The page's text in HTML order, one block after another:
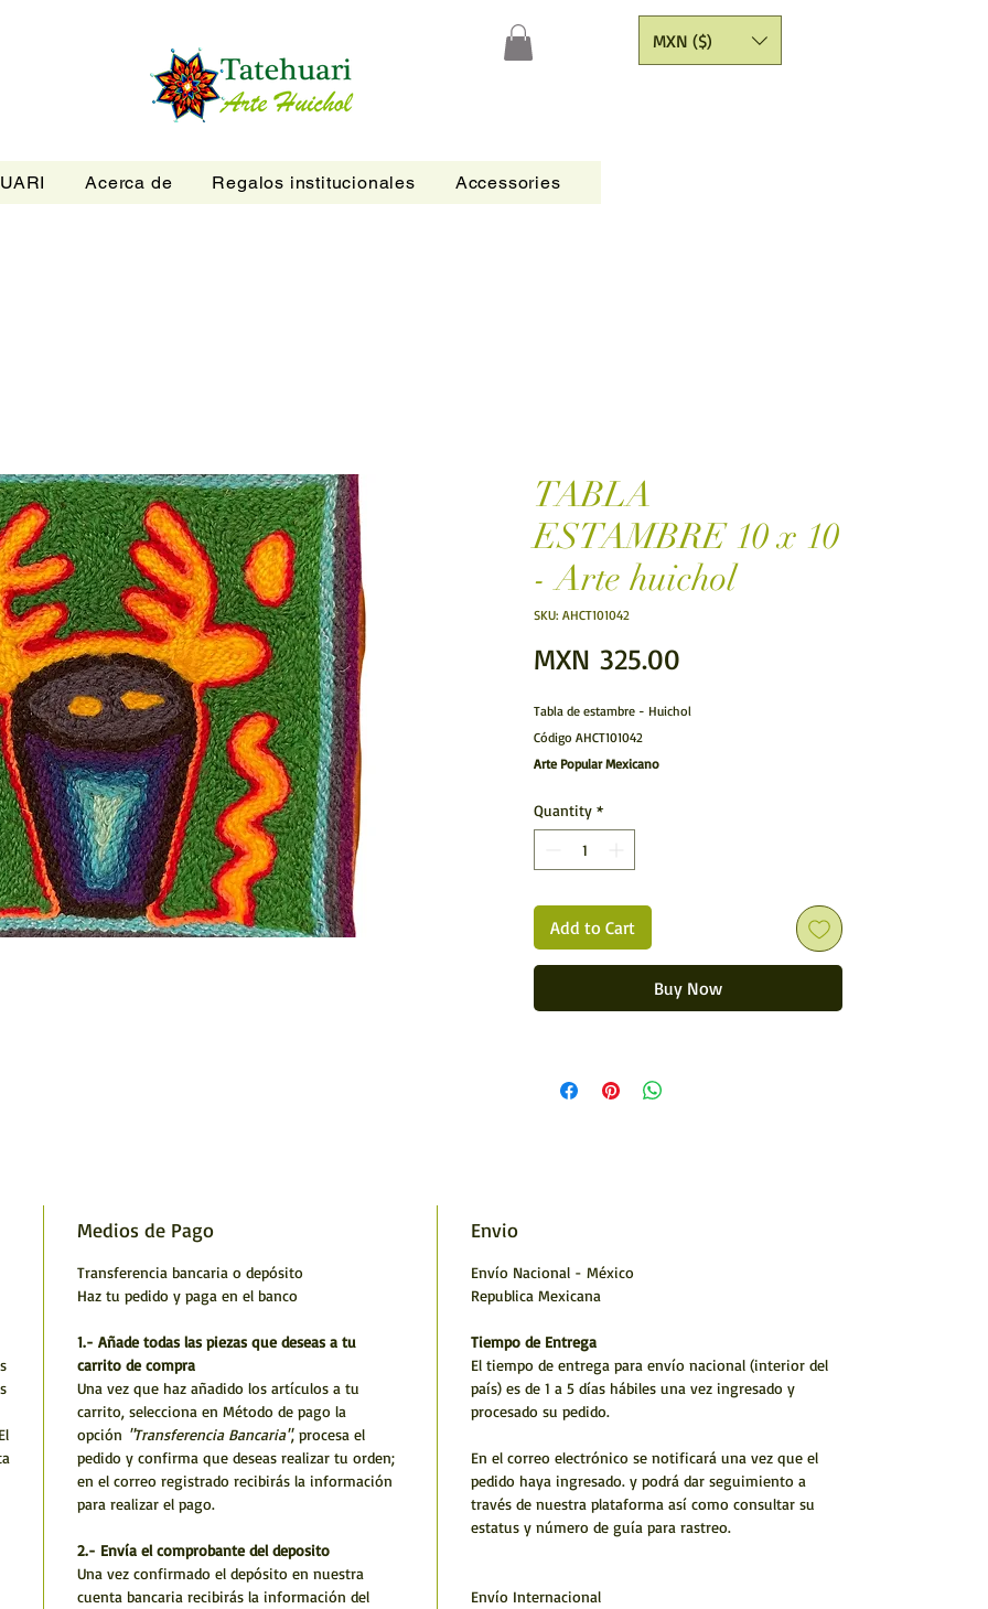
MXN ($)
Acerca de Regalos institucionales Accessories
TABLA
ESTAMBRE 10 x 10
- Arte huichol
SKU: AHCT101042
MXN 325.00
Tabla de estambre - Huichol
Código AHCT101042
Arte Popular Mexicano
huicholas son verdaderas pinturas de estambre
multicolor, el estambre es pegado con cera de
Campeche (cera de abeja), donde los huicholes
sus historias y religión.
Características:
Medida: 10 x 10 cms (4 x 4")
Hecho a mano por artístas Huicholes
ARTESANÍA HUICHOL
Quantity *
Add to Cart
Buy Now
Medios de Pago
Transferencia bancaria o depósito
Haz tu pedido y paga en el banco
1.- Añade todas las piezas que deseas a tu
carrito de compra
Una vez que haz añadido los artículos a tu
carrito, selecciona en Método de pago la
opción "Transferencia Bancaria", procesa el
pedido y confirma que deseas realizar tu orden;
en el correo registrado recibirás la información
para realizar el pago.
2.- Envía el comprobante del deposito
Una vez confirmado el depósito en nuestra
cuenta bancaria recibirás la información del
Envio
Envío Nacional - México
Republica Mexicana
Tiempo de Entrega
El tiempo de entrega para envío nacional (interior del
país) es de 1 a 5 días hábiles una vez ingresado y
procesado su pedido.
En el correo electrónico se notificará una vez que el
pedido haya ingresado. y podrá dar seguimiento a
través de nuestra plataforma así como consultar su
estatus y número de guía para rastreo.
Envío Internacional